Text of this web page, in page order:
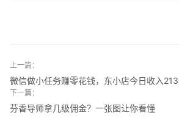
上一篇：
微信做小任务赚零花钱，东小店今日收入
下一篇：
芬香导师拿几级佣金？一张图让你看懂